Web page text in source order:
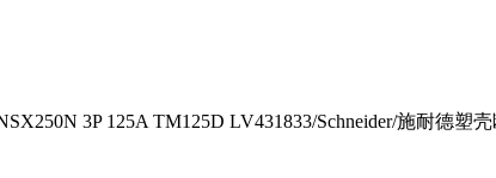
3P 125A TM125D LV431833/Schneider/施耐德塑